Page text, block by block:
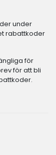
under
rabattkoder
för
för att bli